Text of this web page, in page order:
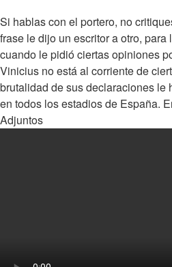
Si hablas con el portero, no
frase le dijo un escritor a otro, para
cuando le pidió ciertas opiniones
Vinicius no está al corriente de
brutalidad de sus declaraciones le
en todos los estadios de España.
Adjuntos